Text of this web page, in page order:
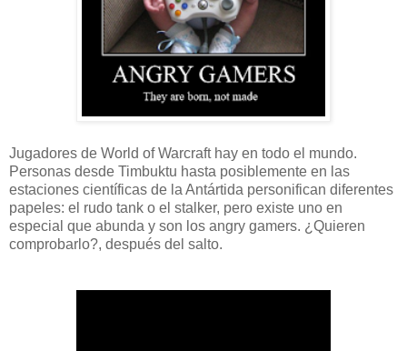
Jugadores de World of Warcraft hay en todo el mundo.
Personas desde Timbuktu hasta posiblemente en las
estaciones científicas de la Antártida personifican diferentes
papeles: el rudo tank o el stalker, pero existe uno en
especial que abunda y son los angry gamers. ¿Quieren
comprobarlo?, después del salto.